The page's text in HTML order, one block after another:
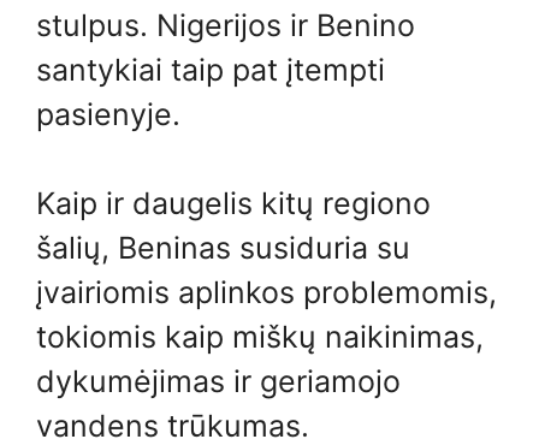
stulpus. Nigerijos ir Benino
santykiai taip pat įtempti
pasienyje.
Kaip ir daugelis kitų regiono
šalių, Beninas susiduria su
įvairiomis aplinkos problemomis,
tokiomis kaip miškų naikinimas,
dykumėjimas ir geriamojo
vandens trūkumas.